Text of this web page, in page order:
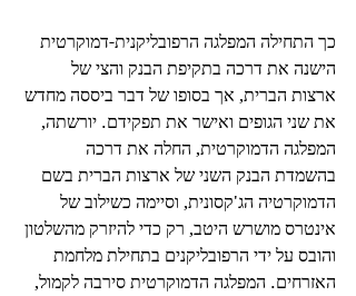
כך התחילה המפלגה הרפובליקנית-דמוקרטית
הישנה את דרכה בתקיפת הבנק והצי של
ארצות הברית, אך בסופו של דבר ביססה מחדש
את שני הגופים ואישר את תפקידם. יורשתה,
המפלגה הדמוקרטית, החלה את דרכה
בהשמדת הבנק השני של ארצות הברית בשם
הדמוקרטיה הג'קסונית, וסיימה כשילוב של
אינטרס מושרש היטב, רק כדי להיזרק מהשלטון
והובס על ידי הרפובליקנים בתחילת מלחמת
האזרחים. המפלגה הדמוקרטית סירבה לקמול,